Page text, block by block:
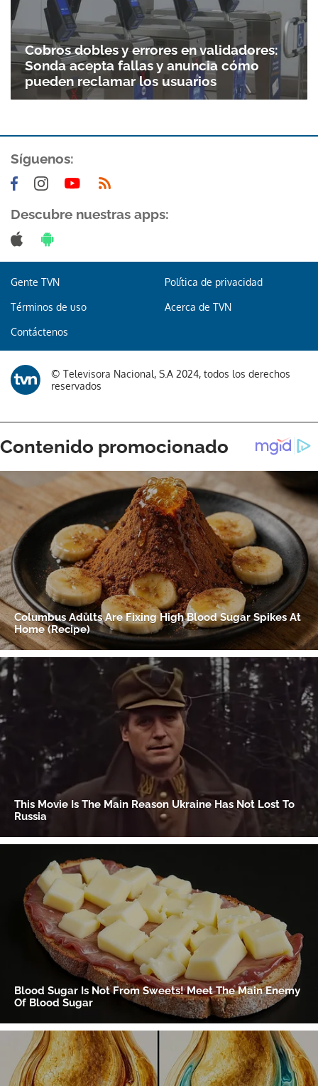
Gracias por suscribirte a nuestro boletín.
ACEPTAR
Cobros dobles y errores en validadores:
Sonda acepta fallas y anuncia cómo
pueden reclamar los usuarios
Síguenos:
Descubre nuestras apps:
Gente TVN Política de privacidad
Términos de uso Acerca de TVN
Contáctenos
© Televisora Nacional, S.A 2024, todos los derechos
reservados